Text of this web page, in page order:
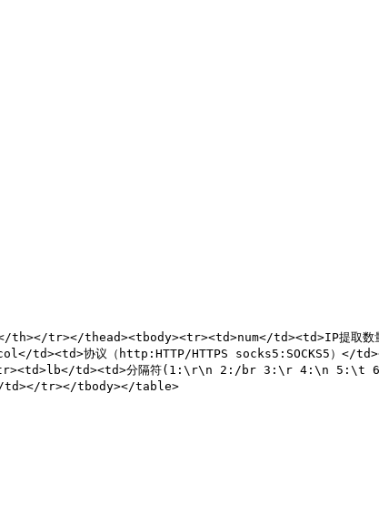
tr></thead><tbody><tr><td>num</td><td>IP提取
协议（http:HTTP/HTTPS socks5:SOCKS5）</
td><td>分隔符(1:\r\n 2:/br 3:\r 4:\n 5:\t 6
td></tr></tbody></table>